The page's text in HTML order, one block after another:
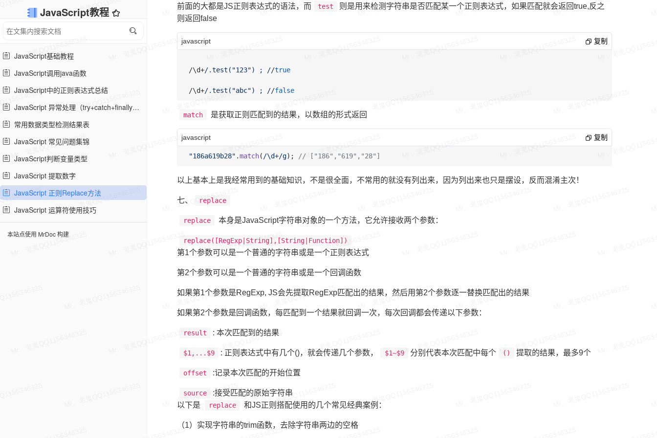
JavaScript教程
JavaScript基础教程
JavaScript调用java函数
JavaScript中的正则表达式总结
JavaScript 异常处理（try+catch+finally+throw）
常用数据类型检测结果表
JavaScript 常见问题集锦
JavaScript判断变量类型
JavaScript 提取数字
JavaScript 正则Replace方法
JavaScript 运算符使用技巧
本站点使用 MrDoc 构建
前面的大都是JS正则表达式的语法，而 test
则是用来检测字符串是否匹配某一个正则表达式，如果匹配就会返回true,反之
则返回false
javascript 复制
/\d+/.test("123") ; //true
/\d+/.test("abc") ; //false
match 是获取正则匹配到的结果，以数组的形式返回
javascript 复制
"186a619b28" .match( /\d+/g); // ["186","619","28"]
以上基本上是我经常用到的基础知识，不是很全面，不常用的就没有列出来，因为列出来也只是摆设，反而混淆主次！
七、 replace
replace 本身是JavaScript字符串对象的一个方法，它允许接收两个参数：
replace([RegExp|String],[String|Function])
第1个参数可以是一个普通的字符串或是一个正则表达式
第2个参数可以是一个普通的字符串或是一个回调函数
如果第1个参数是RegExp, JS会先提取RegExp匹配出的结果，然后用第2个参数逐一替换匹配出的结果
如果第2个参数是回调函数，每匹配到一个结果就回调一次，每次回调都会传递以下参数：
result : 本次匹配到的结果
$1,...$9 : 正则表达式中有几个()，就会传递几个参数， $1~$9 分别代表本次匹配中每个 () 提取的结果，最多9个
offset :记录本次匹配的开始位置
source
:接受匹配的原始字符串
以下是
replace 和JS正则搭配使用的几个常见经典案例：
（1）实现字符串的trim函数，去除字符串两边的空格